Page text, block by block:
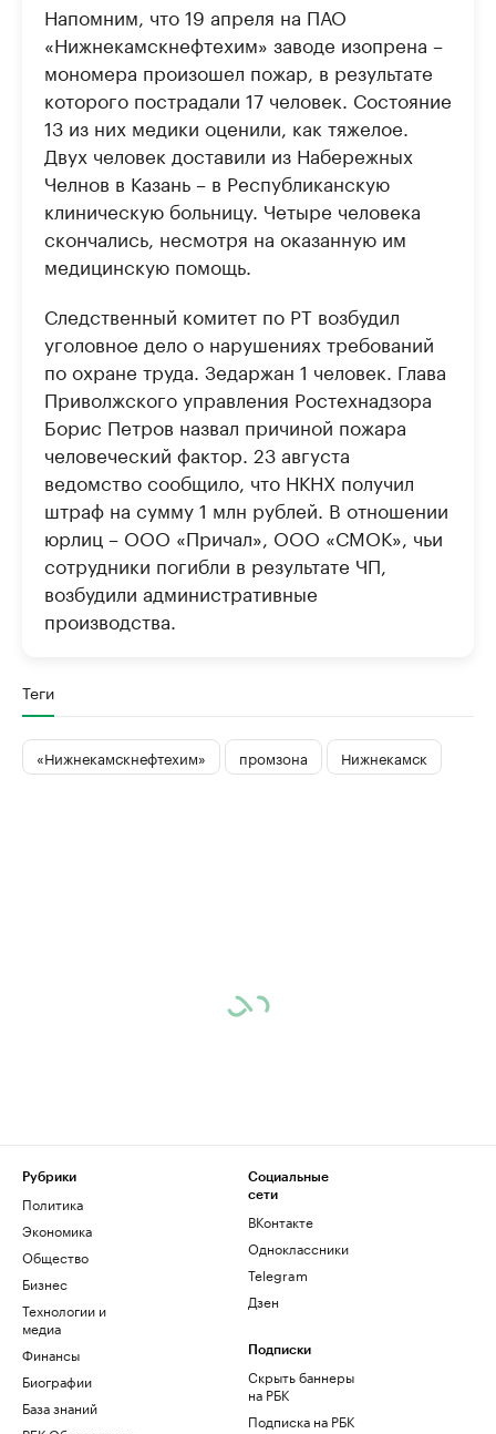
Напомним, что 19 апреля на ПАО
«Нижнекамскнефтехим» заводе изопрена –
мономера произошел пожар, в результате
которого пострадали 17 человек. Состояние
13 из них медики оценили, как тяжелое.
Двух человек доставили из Набережных
Челнов в Казань – в Республиканскую
клиническую больницу. Четыре человека
скончались, несмотря на оказанную им
медицинскую помощь.
Следственный комитет по РТ возбудил
уголовное дело о нарушениях требований
по охране труда. Зедаржан 1 человек. Глава
Приволжского управления Ростехнадзора
Борис Петров назвал причиной пожара
человеческий фактор. 23 августа
ведомство сообщило, что НКНХ получил
штраф на сумму 1 млн рублей. В отношении
юрлиц – ООО «Причал», ООО «СМОК», чьи
сотрудники погибли в результате ЧП,
возбудили административные
производства.
Теги
«Нижнекамскнефтехим» промзона Нижнекамск
Рубрики
Политика
Экономика
Общество
Бизнес
Технологии и
медиа
Финансы
Биографии
База знаний
Социальные
сети
ВКонтакте
Одноклассники
Telegram
Дзен
Подписки
Скрыть баннеры
на РБК
Подписка на РБК